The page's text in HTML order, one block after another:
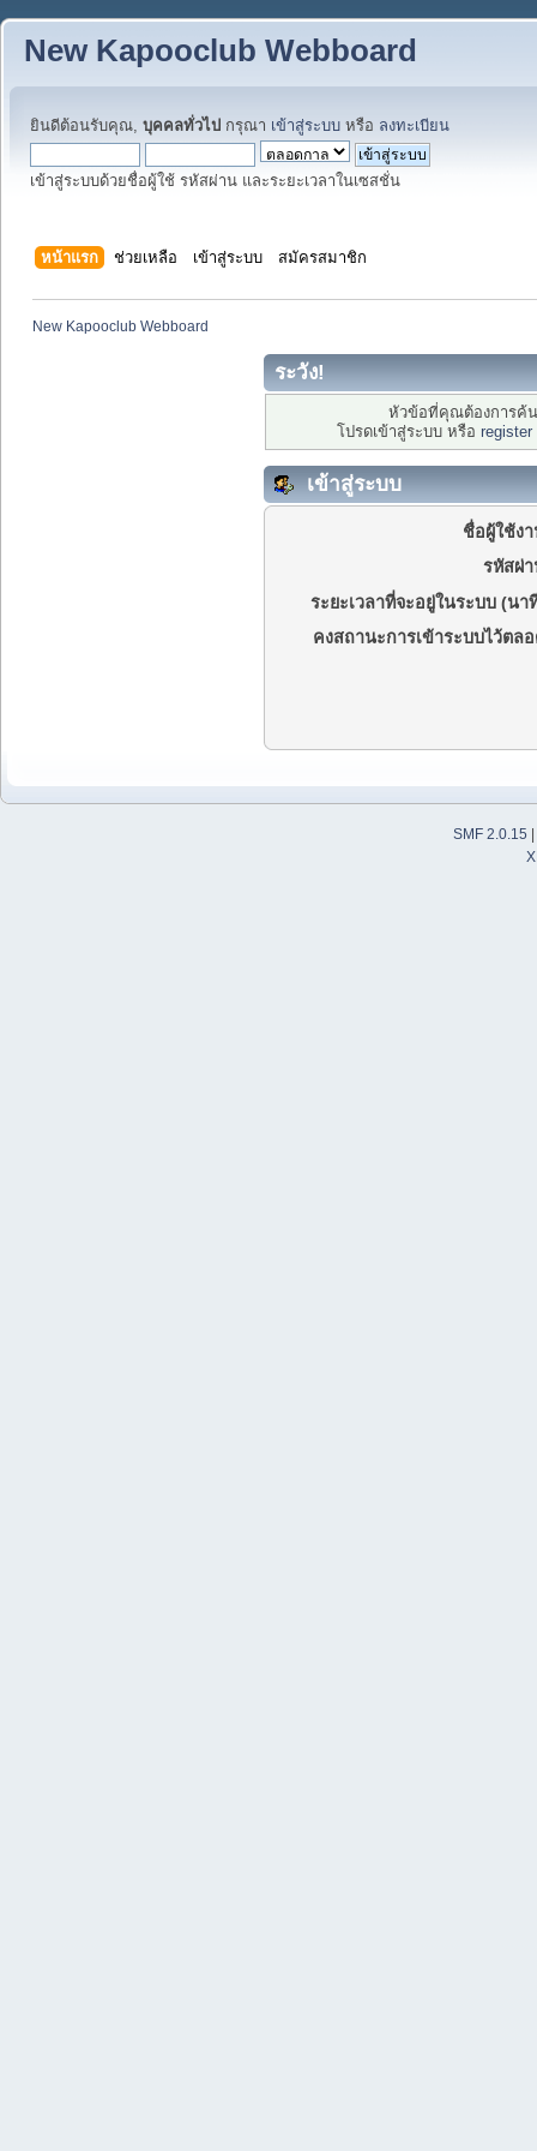
New Kapooclub Webboard
ยินดีต้อนรับคุณ, บุคคลทั่วไป กรุณา เข้าสู่ระบบ หรือ ลงทะเบียน
เข้าสู่ระบบด้วยชื่อผู้ใช้ รหัสผ่าน และระยะเวลาในเซสชั่น
หน้าแรก ช่วยเหลือ เข้าสู่ระบบ สมัครสมาชิก
New Kapooclub Webboard
ระวัง!
หัวข้อที่คุณต้องการค้
โปรดเข้าสู่ระบบ หรือ register
เข้าสู่ระบบ
ชื่อผู้ใช้ง
รหัสผ่
ระยะเวลาที่จะอยู่ในระบบ (นา
คงสถานะการเข้าระบบไว้ตล
SMF 2.0.15